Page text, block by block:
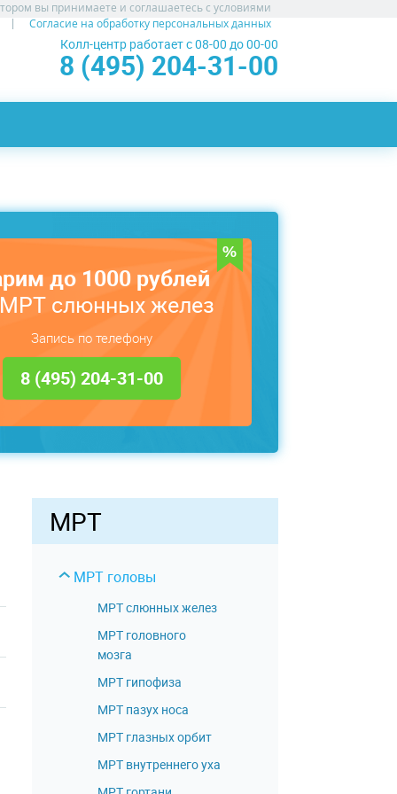
вы принимаете и соглашаетесь с условиями
Согласие на обработку персональных данных
Колл-центр работает с 08-00 до 00-00
8 (495) 204-31-00
до 1000 рублей
слюнных желез
Запись по телефону
8 (495) 204-31-00
МРТ
МРТ головы
МРТ слюнных желез
МРТ головного
мозга
МРТ гипофиза
МРТ пазух носа
МРТ глазных орбит
МРТ внутреннего уха